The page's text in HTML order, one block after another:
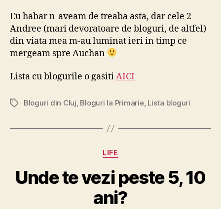
Eu habar n-aveam de treaba asta, dar cele 2
Andree (mari devoratoare de bloguri, de altfel)
din viata mea m-au luminat ieri in timp ce
mergeam spre Auchan
Lista cu blogurile o gasitiAICI
TagsBloguri din Cluj, Bloguri la Primarie, Lista bloguri
Categories
LIFE
Unde te vezi peste 5, 10
ani?